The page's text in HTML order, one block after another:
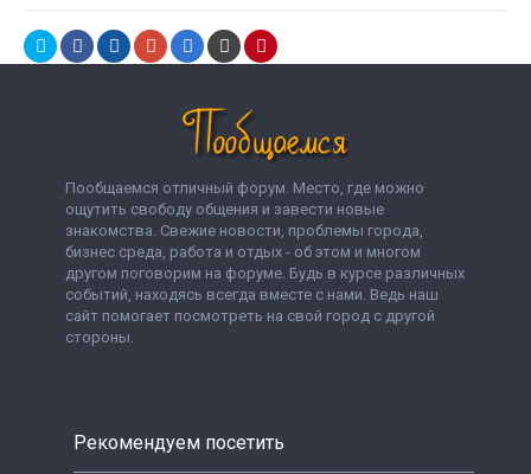
Пообщаемся отличный форум. Место, где можно
ощутить свободу общения и завести новые
знакомства. Свежие новости, проблемы города,
бизнес среда, работа и отдых - об этом и многом
другом поговорим на форуме. Будь в курсе различных
событий, находясь всегда вместе с нами. Ведь наш
сайт помогает посмотреть на свой город с другой
стороны.
Рекомендуем посетить